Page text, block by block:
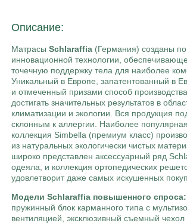
Описание:
Матрасы Schlaraffia (Германия) созданы
инновационной технологии,
точечную поддержку тела для наиболее
Уникальный в Европе, запатентованный в
и отмеченный призами способ
достигать значительных результатов в
климатизации и экологии. Вся продукция
склонным к аллергии. Наиболее
коллекция Simbella (премиум класс)
из натуральных экологически чистых
широко представлен аксессуарный ряд
одеяла, и коллекция ортопедических
удовлетворит даже самых искушенных
Модели Schlaraffia повышенного спроса:
пружинный блок карманного типа с
вентиляцией, эксклюзивный съемный